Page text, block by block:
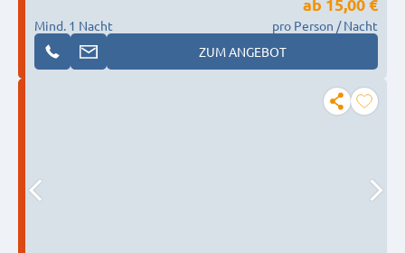
Mind. 1 Nacht
ab 15,00 €
pro Person / Nacht
ZUM ANGEBOT